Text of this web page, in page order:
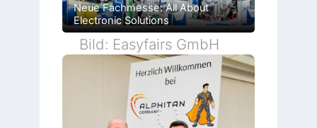
Neue Fachmesse: All About
Electronic Solutions
Bild: Easyfairs GmbH